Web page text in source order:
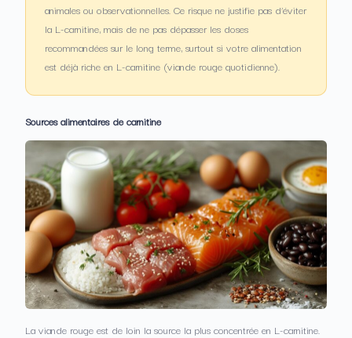
animales ou observationnelles. Ce risque ne justifie pas d’éviter
la L-carnitine, mais de ne pas dépasser les doses
recommandées sur le long terme, surtout si votre alimentation
est déjà riche en L-carnitine (viande rouge quotidienne).
Sources alimentaires de carnitine
La viande rouge est de loin la source la plus concentrée en L-carnitine.